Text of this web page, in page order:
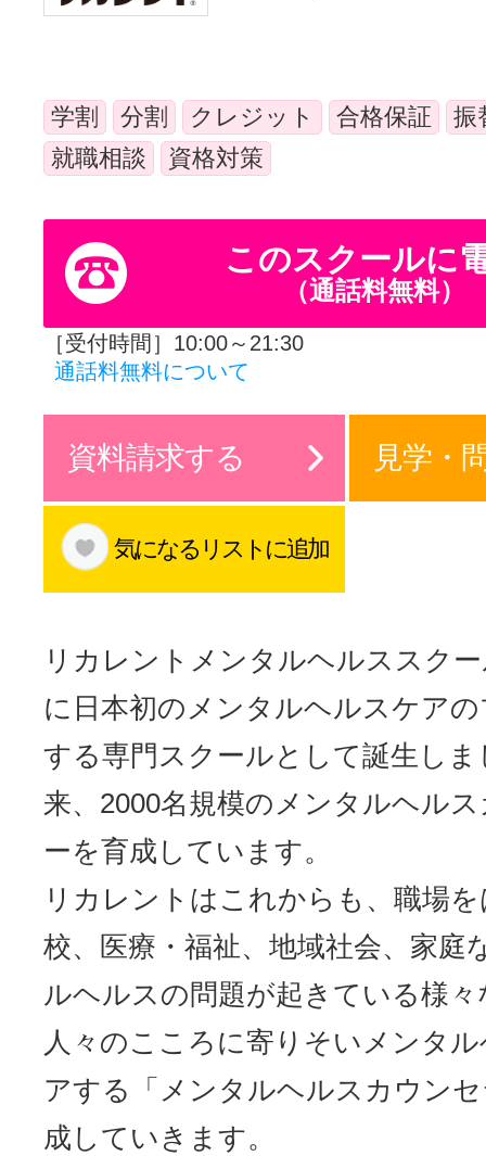
グッドスク
掲載のお問
サイトマッ
学割 分割 クレジット 合格保証
振
就職相談
資格対策
このスクールに
（通話料無料）
［受付時間］10:00～21:30
通話料無料について
資料請求する 見学・
気になるリストに追加
リカレントメンタルヘルススク
に日本初のメンタルヘルスケア
する専門スクールとして誕生しま
来、2000名規模のメンタルヘル
ーを育成しています。
リカレントはこれからも、職場
校、医療・福祉、地域社会、家庭
ルヘルスの問題が起きている様々
人々のこころに寄りそいメンタ
アする「メンタルヘルスカウン
成していきます。